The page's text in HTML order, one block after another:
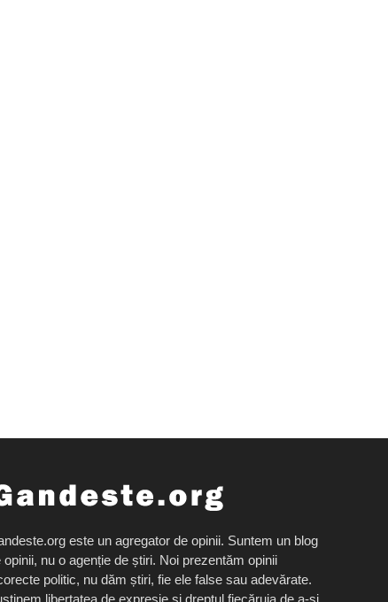
este un agregator de opinii. Suntem un blog
opinii, nu o agenție de știri. Noi prezentăm opinii
politic, nu dăm știri, fie ele false sau adevărate.
libertatea de expresie și dreptul fiecăruia de a-și